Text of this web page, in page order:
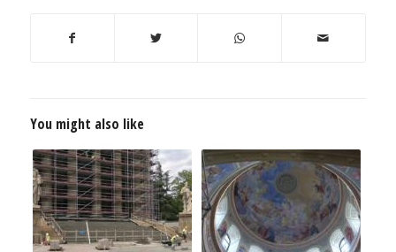
You might also like